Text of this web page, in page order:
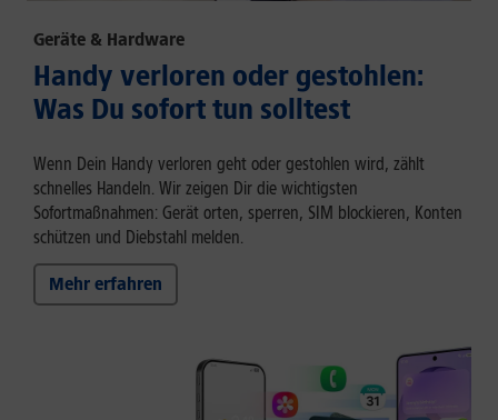
Geräte & Hardware
Handy verloren oder gestohlen:
Was Du sofort tun solltest
Wenn Dein Handy verloren geht oder gestohlen wird, zählt
schnelles Handeln. Wir zeigen Dir die wichtigsten
Sofortmaßnahmen: Gerät orten, sperren, SIM blockieren, Konten
schützen und Diebstahl melden.
Mehr erfahren